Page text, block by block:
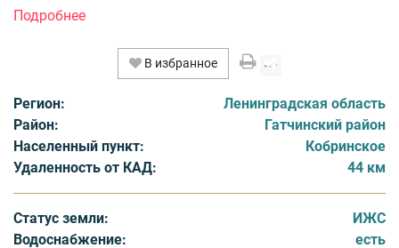
продуктовый магазин. Поселок Кобринское
расположен в 44 км от города Санкт-Петербург.
Расстояние от административного центра района –
Между г.Гатчина и пос. Кобринское осуществляется
автобусное сообщение, а так же железнодорожное
сообщение (ст.Прибытково и ст.Карташевская). В
Гатчине располагаются дворцово-парковые ансамбли
с памятниками архитектуры - традиционные места
отдыха и прогулок. Ближайшие станции метро –
Московская, Звездная. Покупателям предлагаются
В избранное
Регион:
Ленинградская область
Район:
Гатчинский район
Населенный пункт:
Кобринское
Удаленность от КАД:
44 км
Статус земли:
ИЖС
Водоснабжение:
есть